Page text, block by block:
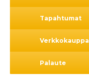
Tapahtumat
Verkkokauppa
Palaute